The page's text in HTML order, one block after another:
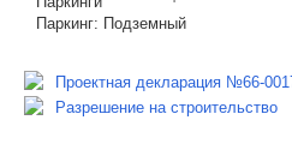
Паркинг: Подземный
Проектная декларация №66-
Разрешение на строительство